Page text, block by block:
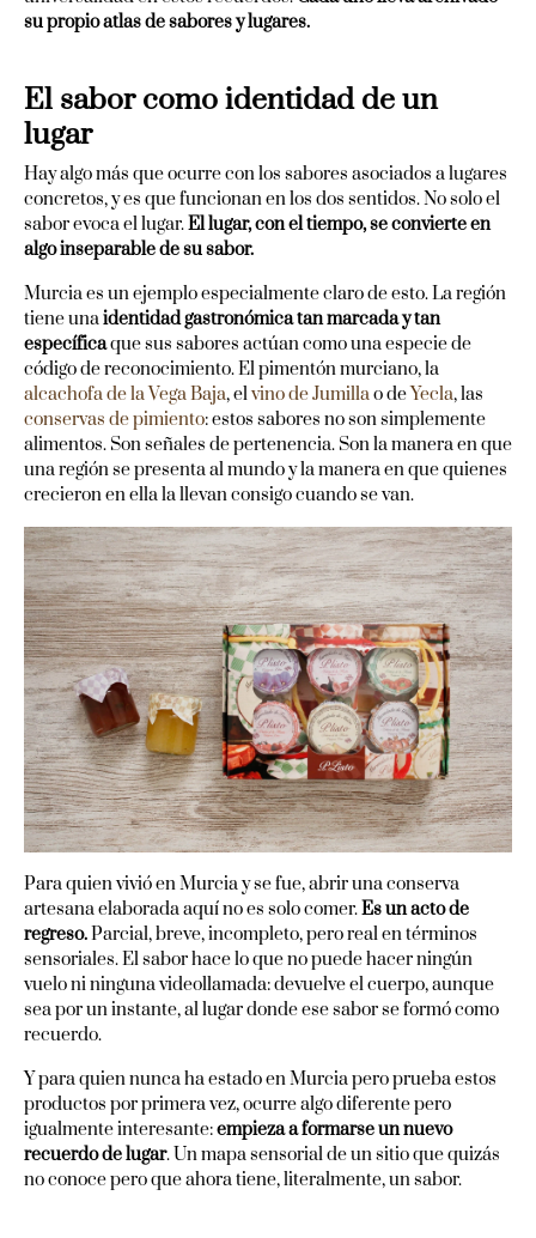
su propio atlas de sabores y lugares.
El sabor como identidad de un
lugar
Hay algo más que ocurre con los sabores asociados a lugares
concretos, y es que funcionan en los dos sentidos. No solo el
sabor evoca el lugar.El lugar, con el tiempo, se convierte en
algo inseparable de su sabor.
Murcia es un ejemplo especialmente claro de esto. La región
tiene unaidentidad gastronómica tan marcada y tan
específicaque sus sabores actúan como una especie de
código de reconocimiento. El pimentón murciano, la
alcachofa de la Vega Baja, elvino de Jumillao de Yecla, las
conservas de pimiento: estos sabores no son simplemente
alimentos. Son señales de pertenencia. Son la manera en que
una región se presenta al mundo y la manera en que quienes
crecieron en ella la llevan consigo cuando se van.
Para quien vivió en Murcia y se fue, abrir una conserva
artesana elaborada aquí no es solo comer.Es un acto de
regreso.Parcial, breve, incompleto, pero real en términos
sensoriales. El sabor hace lo que no puede hacer ningún
vuelo ni ninguna videollamada: devuelve el cuerpo, aunque
sea por un instante, al lugar donde ese sabor se formó como
recuerdo.
Y para quien nunca ha estado en Murcia pero prueba estos
productos por primera vez, ocurre algo diferente pero
igualmente interesante:empieza a formarse un nuevo
recuerdo de lugar. Un mapa sensorial de un sitio que quizás
no conoce pero que ahora tiene, literalmente, un sabor.